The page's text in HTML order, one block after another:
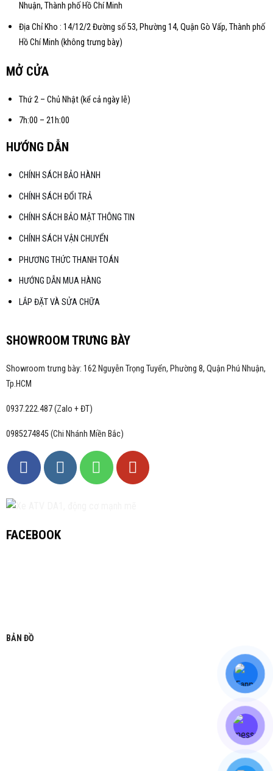
Nhuận, Thành phố Hồ Chí Minh
Địa Chỉ Kho : 14/12/2 Đường số 53, Phường 14, Quận Gò Vấp, Thành phố
Hồ Chí Minh (không trưng bày)
MỞ CỬA
Thứ 2 – Chủ Nhật (kể cả ngày lễ)
7h:00 – 21h:00
HƯỚNG DẪN
CHÍNH SÁCH BẢO HÀNH
CHÍNH SÁCH ĐỔI TRẢ
CHÍNH SÁCH BẢO MẬT THÔNG TIN
CHÍNH SÁCH VẬN CHUYỂN
PHƯƠNG THỨC THANH TOÁN
HƯỚNG DẪN MUA HÀNG
LẮP ĐẶT VÀ SỬA CHỮA
SHOWROOM TRƯNG BÀY
Showroom trưng bày: 162 Nguyễn Trọng Tuyển, Phường 8, Quận Phú Nhuận,
Tp.HCM
0937.222.487 (Zalo + ĐT)
0985274845 (Chi Nhánh Miền Bắc)
FACEBOOK
BẢN ĐỒ